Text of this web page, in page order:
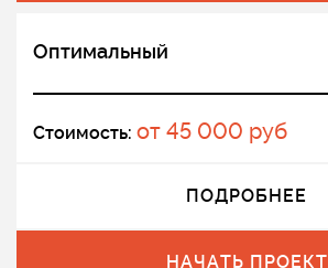
Оптимальный
Стоимость: от 45 000 руб
ПОДРОБНЕЕ
НАЧАТЬ ПРОЕКТ